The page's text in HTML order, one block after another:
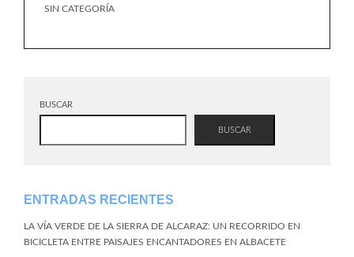
SIN CATEGORÍA
BUSCAR
BUSCAR
ENTRADAS RECIENTES
LA VÍA VERDE DE LA SIERRA DE ALCARAZ: UN RECORRIDO EN
BICICLETA ENTRE PAISAJES ENCANTADORES EN ALBACETE